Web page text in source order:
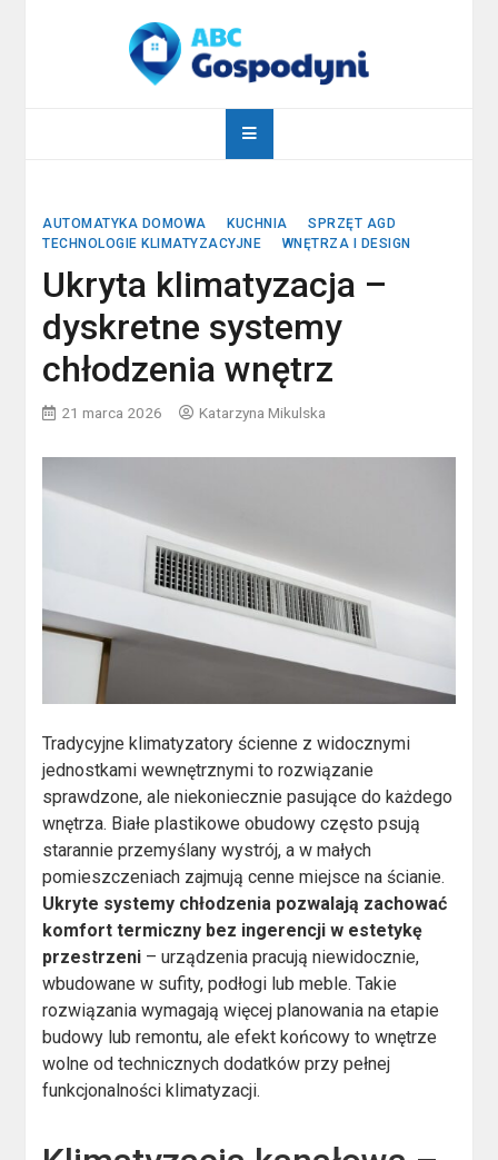
abcgospodyni.pl
AUTOMATYKA DOMOWA KUCHNIA
SPRZĘT AGD
TECHNOLOGIE KLIMATYZACYJNE
WNĘTRZA I DESIGN
Ukryta klimatyzacja –
dyskretne systemy
chłodzenia wnętrz
21 marca 2026 Katarzyna Mikulska
Tradycyjne klimatyzatory ścienne z widocznymi
jednostkami wewnętrznymi to rozwiązanie
sprawdzone, ale niekoniecznie pasujące do każdego
wnętrza. Białe plastikowe obudowy często psują
starannie przemyślany wystrój, a w małych
pomieszczeniach zajmują cenne miejsce na ścianie.
Ukryte systemy chłodzenia pozwalają zachować
komfort termiczny bez ingerencji w estetykę
przestrzeni – urządzenia pracują niewidocznie,
wbudowane w sufity, podłogi lub meble. Takie
rozwiązania wymagają więcej planowania na etapie
budowy lub remontu, ale efekt końcowy to wnętrze
wolne od technicznych dodatków przy pełnej
funkcjonalności klimatyzacji.